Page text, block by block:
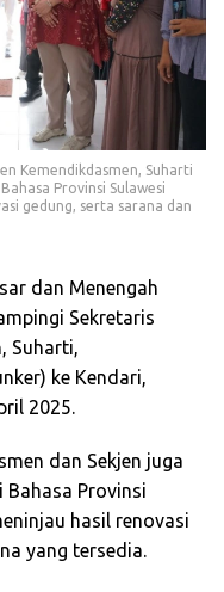
Kemendikdasmen, Suharti
Provinsi Sulawesi
gedung, serta sarana dan
dan Menengah
Sekretaris
Suharti,
ke Kendari,
2025.
dan Sekjen juga
Bahasa Provinsi
hasil renovasi
yang tersedia.